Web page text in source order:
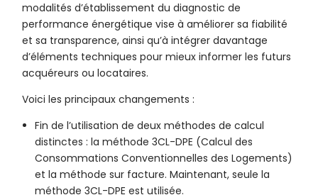
modalités d’établissement du diagnostic de
performance énergétique vise à améliorer sa fiabilité
et sa transparence, ainsi qu’à intégrer davantage
d’éléments techniques pour mieux informer les futurs
acquéreurs ou locataires.
Voici les principaux changements :
Fin de l’utilisation de deux méthodes de calcul
distinctes : la méthode 3CL-DPE (Calcul des
Consommations Conventionnelles des Logements)
et la méthode sur facture. Maintenant, seule la
méthode 3CL-DPE est utilisée.